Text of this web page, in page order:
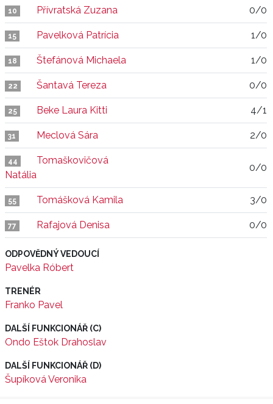
10 Přívratská Zuzana 0/0
15 Pavelková Patrícia 1/0
18 Štefánová Michaela 1/0
22 Šantavá Tereza 0/0
25 Beke Laura Kitti 4/1
31 Meclová Sára 2/0
44
Tomaškovičová
Natália
0/0
55 Tomášková Kamila 3/0
77 Rafajová Denisa 0/0
ODPOVĚDNÝ VEDOUCÍ
Pavelka Róbert
TRENÉR
Franko Pavel
DALŠÍ FUNKCIONÁŘ (C)
Ondo Eštok Drahoslav
DALŠÍ FUNKCIONÁŘ (D)
Šupíková Veronika